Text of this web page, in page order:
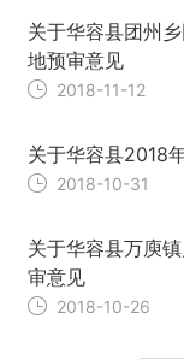
关于华容县团州
地预审意见
2018-11-12
关于华容县2018
2018-10-31
关于华容县万庾
审意见
2018-10-26